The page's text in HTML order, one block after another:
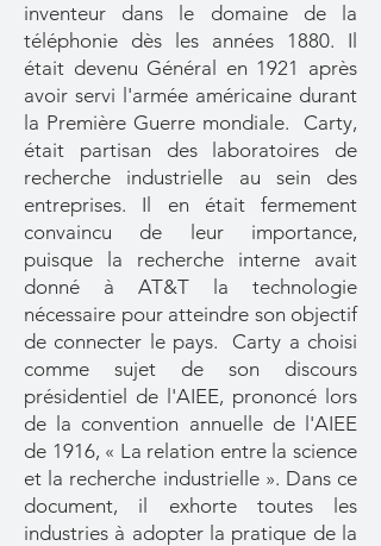
inventeur dans le domaine de la
téléphonie dès les années 1880. Il
était devenu Général en 1921 après
avoir servi l'armée américaine durant
la Première Guerre mondiale. Carty,
était partisan des laboratoires de
recherche industrielle au sein des
entreprises. Il en était fermement
convaincu de leur importance,
puisque la recherche interne avait
donné à AT&T la technologie
nécessaire pour atteindre son objectif
de connecter le pays. Carty a choisi
comme sujet de son discours
présidentiel de l'AIEE, prononcé lors
de la convention annuelle de l'AIEE
de 1916, « La relation entre la science
et la recherche industrielle ». Dans ce
document, il exhorte toutes les
industries à adopter la pratique de la